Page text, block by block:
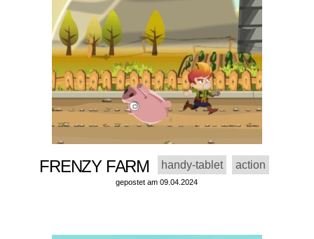
FRENZY FARM handy-tablet action
gepostet am 09.04.2024